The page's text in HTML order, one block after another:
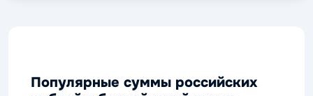
Популярные суммы российских